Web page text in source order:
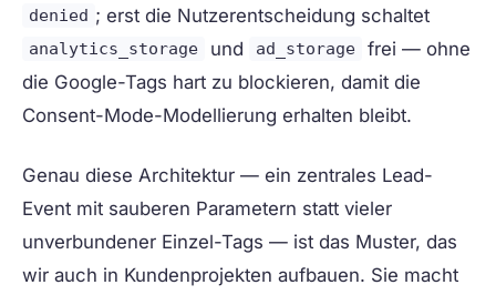
denied ; erst die Nutzerentscheidung schaltet
analytics_storage und ad_storage
frei — ohne
die Google-Tags hart zu blockieren, damit die
Consent-Mode-Modellierung erhalten bleibt.
Genau diese Architektur — ein zentrales Lead-
Event mit sauberen Parametern statt vieler
unverbundener Einzel-Tags — ist das Muster, das
wir auch in Kundenprojekten aufbauen. Sie macht